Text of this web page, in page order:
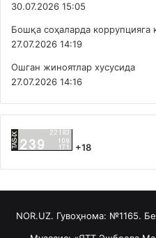
30.07.2026 15:05
Бошқа соҳаларда
27.07.2026 14:19
Ошган жиноятлар хусусида
27.07.2026 14:16
+18
NOR.UZ. Гувоҳнома: №1165.